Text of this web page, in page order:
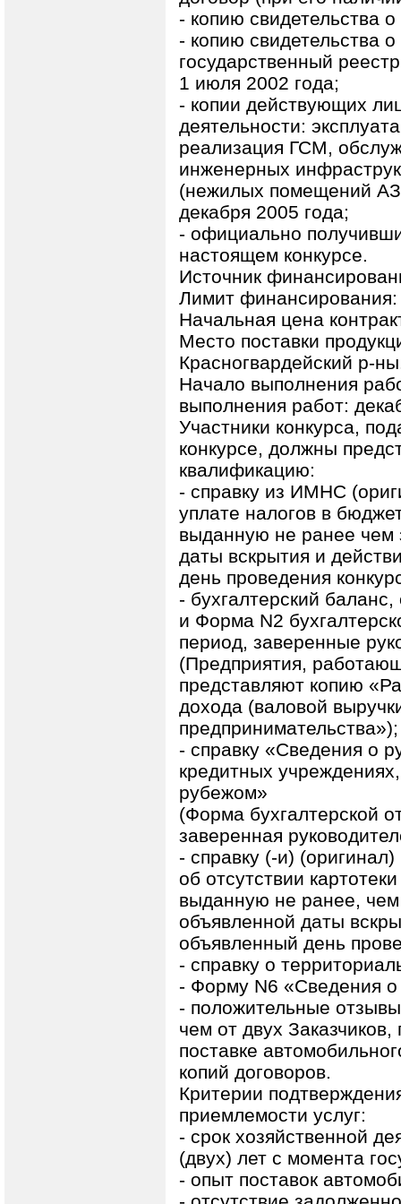
- копию свидетельства
- копию свидетельства
государственный
1 июля 2002 года;
- копии действующих
деятельности:
реализация ГСМ,
инженерных
(нежилых помещений
декабря 2005 года;
- официально
настоящем конкурсе.
Источник
Лимит
Начальная цена
Место поставки
Красногвардейский р-
Начало выполнения
выполнения работ:
Участники конкурса,
конкурсе, должны
квалификацию:
- справку из ИМНС
уплате налогов в
выданную не ранее чем
даты вскрытия и
день проведения
- бухгалтерский
и Форма N2
период, заверенные
(Предприятия,
представляют копию
дохода (валовой
предпринимательства»);
- справку «Сведения о
кредитных
рубежом»
(Форма бухгалтерской
заверенная
- справку (-и)
об отсутствии
выданную не ранее,
объявленной даты
объявленный день
- справку о
- Форму N6 «Сведения о
- положительные
чем от двух
поставке
копий договоров.
Критерии
приемлемости услуг:
- срок хозяйственной
(двух) лет с момента
- опыт поставок